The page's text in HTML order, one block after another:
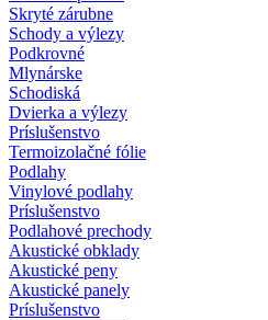
Skryté zárubne
Schody a výlezy
Podkrovné
Mlynárske
Schodiská
Dvierka a výlezy
Príslušenstvo
Termoizolačné fólie
Podlahy
Vinylové podlahy
Príslušenstvo
Podlahové prechody
Akustické obklady
Akustické peny
Akustické panely
Príslušenstvo